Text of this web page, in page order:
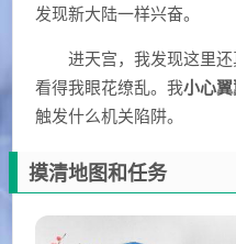
发现新大陆一样兴奋。
进天宫，我发现这里还
看得我眼花缭乱。我小心
触发什么机关陷阱。
摸清地图和任务